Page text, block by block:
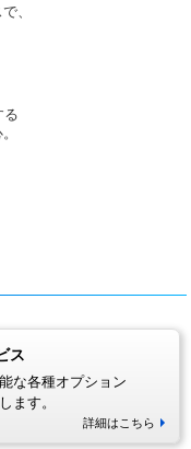
、
る
ス
な各種オプション
ます。
詳細はこちら